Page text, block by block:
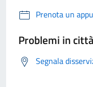
Prenota un
Problemi in città
Segnala